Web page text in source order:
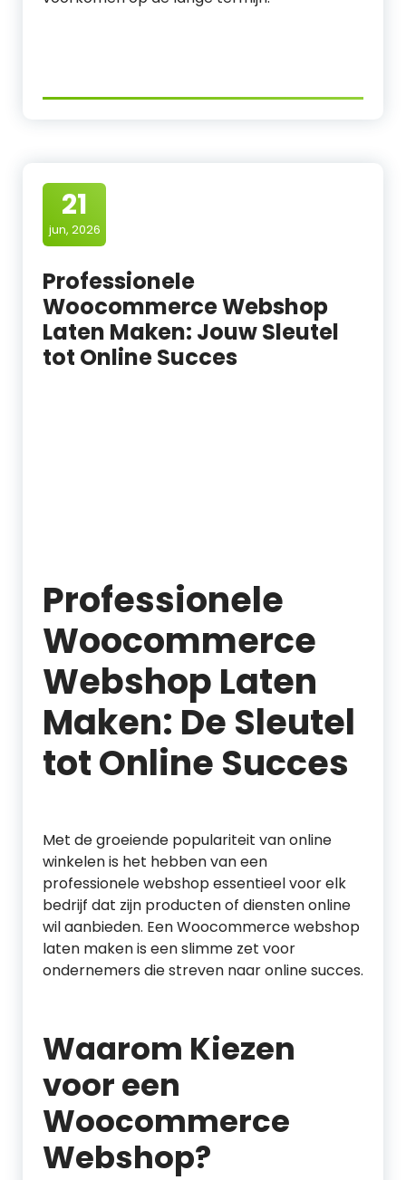
21
jun, 2026
Professionele
Woocommerce Webshop
Laten Maken: Jouw Sleutel
tot Online Succes
Professionele
Woocommerce
Webshop Laten
Maken: De Sleutel
tot Online Succes
Met de groeiende populariteit van online
winkelen is het hebben van een
professionele webshop essentieel voor elk
bedrijf dat zijn producten of diensten online
wil aanbieden. Een Woocommerce webshop
laten maken is een slimme zet voor
ondernemers die streven naar online succes.
Waarom Kiezen
voor een
Woocommerce
Webshop?